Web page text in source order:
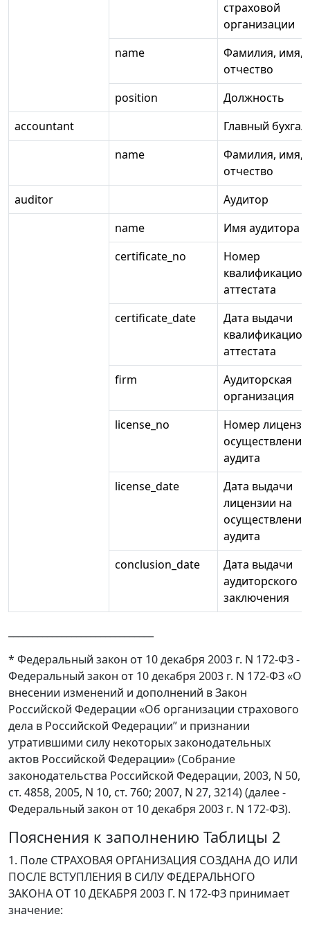
страховой
организации
name
Фамилия, имя,
отчество
position
Должность
accountant
Главный
name
Фамилия, имя,
отчество
auditor
Аудитор
name
Имя аудитора
certificate_no
Номер
аттестата
certificate_date
Дата выдачи
аттестата
firm
Аудиторская
организация
license_no
Номер
осуществление
аудита
license_date
Дата выдачи
лицензии на
осуществление
аудита
conclusion_date
Дата выдачи
аудиторского
заключения
* Федеральный закон от 10 декабря 2003 г. N 172-ФЗ -
Федеральный закон от 10 декабря 2003 г. N 172-ФЗ «О
внесении изменений и дополнений в Закон
Российской Федерации «Об организации страхового
дела в Российской Федерации” и признании
утратившими силу некоторых законодательных
актов Российской Федерации» (Собрание
законодательства Российской Федерации, 2003, N 50,
ст. 4858, 2005, N 10, ст. 760; 2007, N 27, 3214) (далее -
Федеральный закон от 10 декабря 2003 г. N 172-ФЗ).
Пояснения к заполнению Таблицы 2
1. Поле СТРАХОВАЯ ОРГАНИЗАЦИЯ СОЗДАНА ДО ИЛИ
ПОСЛЕ ВСТУПЛЕНИЯ В СИЛУ ФЕДЕРАЛЬНОГО
ЗАКОНА ОТ 10 ДЕКАБРЯ 2003 Г. N 172-ФЗ принимает
значение: